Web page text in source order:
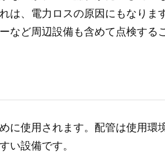
、電力ロスの原因にもなります
など周辺設備も含めて点検する
に使用されます。配管は使用環
い設備です。